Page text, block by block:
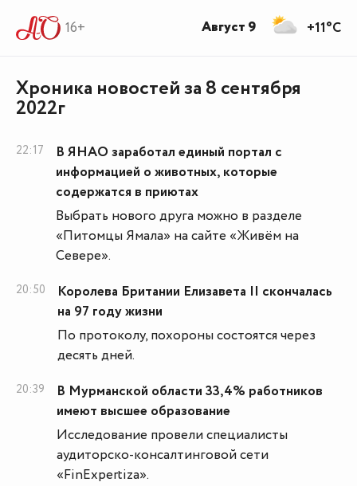
16+
Хроника новостей за 8 сентября
2022г
22:17
В ЯНАО заработал единый портал с
информацией о животных, которые
содержатся в приютах
Выбрать нового друга можно в разделе
«Питомцы Ямала» на сайте «Живём на
Севере».
20:50
Королева Британии Елизавета II скончалась
на 97 году жизни
По протоколу, похороны состоятся через
десять дней.
20:39
В Мурманской области 33,4% работников
имеют высшее образование
Исследование провели специалисты
аудиторско-консалтинговой сети
«FinExpertiza».
+11°C
Август 9